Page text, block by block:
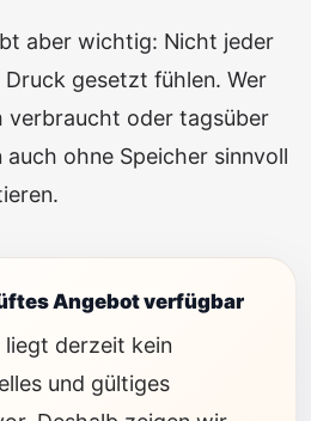
aber wichtig: Nicht jeder
gesetzt fühlen. Wer
verbraucht oder tagsüber
ohne Speicher sinnvoll
Angebot verfügbar
liegt derzeit kein
und gültiges